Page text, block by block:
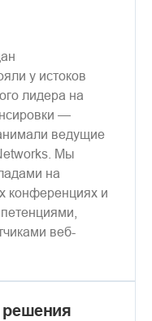
у истоков
лидера на
—
ведущие
Мы
на
конференциях и
веб-